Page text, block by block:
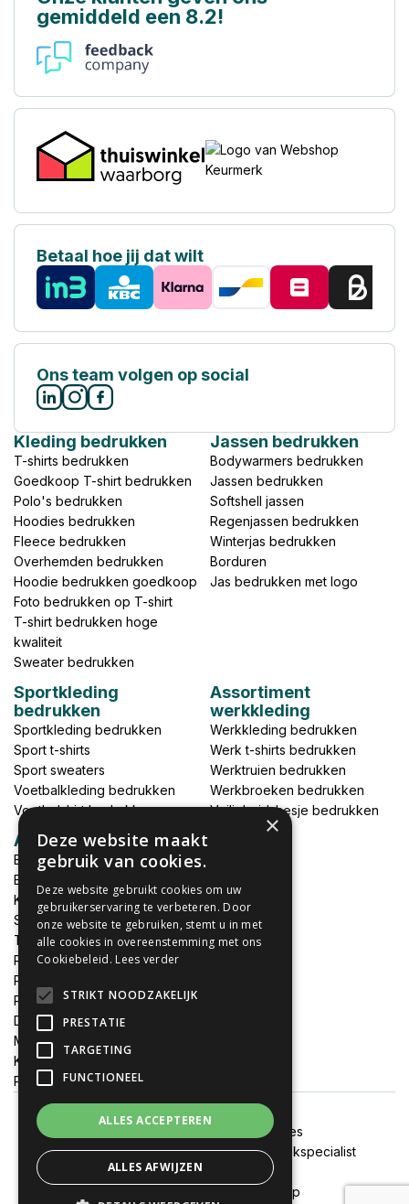
gemiddeld een 8.2!
Betaal hoe jij dat wilt
Ons team volgen op social
Kleding bedrukken
T-shirts bedrukken
Goedkoop T-shirt bedrukken
Polo's bedrukken
Hoodies bedrukken
Fleece bedrukken
Overhemden bedrukken
Hoodie bedrukken goedkoop
Foto bedrukken op T-shirt
T-shirt bedrukken hoge
kwaliteit
Sweater bedrukken
Jassen bedrukken
Bodywarmers bedrukken
Jassen bedrukken
Softshell jassen
Regenjassen bedrukken
Winterjas bedrukken
Borduren
Jas bedrukken met logo
Sportkleding
bedrukken
Sportkleding bedrukken
Sport t-shirts
Sport sweaters
Voetbalkleding bedrukken
Voetbalshirt bedrukken
Assortiment
werkkleding
Werkkleding bedrukken
Werk t-shirts bedrukken
Werktruien bedrukken
Werkbroeken bedrukken
Veiligheidshesje bedrukken
Accessoires
Babykleding bedrukken
Broek bedrukken
Kapmantels bedrukken
Schort bedrukken
Tas bedrukken
Relatieschenken
Petten bedrukken
Petten borduren
DTF print per meter
MEGADEALS
Keukenschort bedrukken
Promotiemateriaal bedrukken
Cookies
Onze websites:FixJeSticker|Spandoekspecialist
Alle prijzen zijn inclusief btw
© 2020 - 2026 Textieldrukshop
×
Deze website maakt
gebruik van cookies.
Deze website gebruikt cookies om uw
gebruikerservaring te verbeteren. Door
onze website te gebruiken, stemt u in met
alle cookies in overeenstemming met ons
Cookiebeleid. Lees verder
STRIKT NOODZAKELIJK
PRESTATIE
TARGETING
FUNCTIONEEL
ALLES ACCEPTEREN
ALLES AFWIJZEN